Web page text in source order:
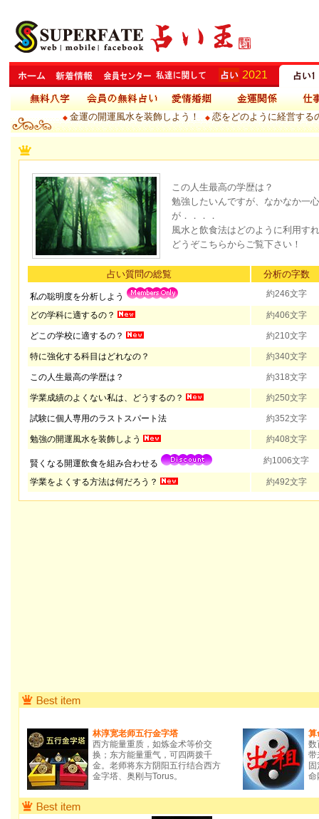
◆金運の開運風水を装飾しよう！ ◆ 恋をどのように経営する
この人生最高の学歴は？
勉強したいんですが、なかなか一
が．．．．
風水と飲食法はどのように利用す
どうぞこちらからご覧下さい！
占い質問の総覧 分析の字数
私の聡明度を分析しよう 約246文字
どの学科に適するの？ 約406文字
どこの学校に適するの？ 約210文字
特に強化する科目はどれなの？ 約340文字
この人生最高の学歴は？ 約318文字
学業成績のよくない私は、どうするの？ 約250文字
試験に個人専用のラストスパート法 約352文字
勉強の開運風水を装飾しよう 約408文字
賢くなる開運飲食を組み合わせる 約1006文字
学業をよくする方法は何だろう？ 約492文字
林淳宽老师五行金字塔
西方能量重质，如炼金术等价交
换；东方能量重气，可四两拨千
金。老师将东方阴阳五行结合西方
金字塔、奥刚与Torus。
算
数
带
命